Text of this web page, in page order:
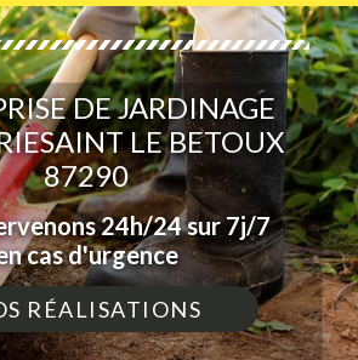
DE JARDINAGE
LE BETOUX
87290
24h/24 sur 7j/7
cas d'urgence
RÉALISATIONS